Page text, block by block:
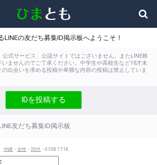
LINEの友だち募集ID掲示板へようこそ！
公式サービス、公認サイトではございません。またLINE株
ませんのでご了承ください。中学生や高校生など18才未
出会いを求める投稿や卑猥な内容の投稿は禁止していま
IDを投稿する
友だち募集ID掲示板
沖縄 ・ 女性 ・ 20代 ・07-08 17:18